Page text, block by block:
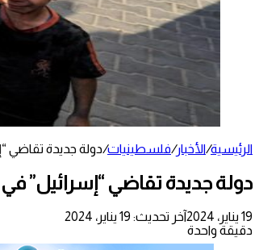
الرئيسية/الأخبار/فلسطينيات/دولة جديدة تقاضي
دولة جديدة تقاضي “إسرائيل”
19 يناير، 2024
آخر تحديث: 19 يناير، 2024
دقيقة واحدة